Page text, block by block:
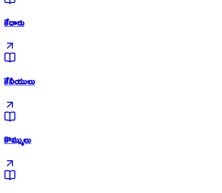
కేదారు
కేనీయులు
కొమ్ములు